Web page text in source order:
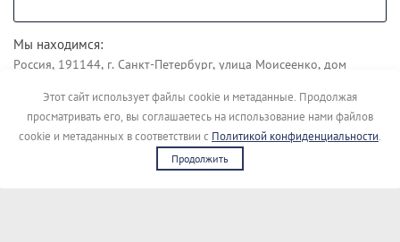
Мы находимся:
Россия, 191144, г. Санкт-Петербург, улица Моисеенко, дом
+7 (812) 495-45-19 +7 (911) 148-04-00
Copyright © [kupimigalku]
Этот сайт использует файлы cookie и метаданные. Продолжая
просматривать его, вы соглашаетесь на использование нами файлов
cookie и метаданных в соответствии с Политикой конфиденциальности.
Продолжить